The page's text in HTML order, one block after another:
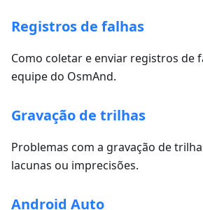
Registros de falhas
Como coletar e enviar registros de
equipe do OsmAnd.
Gravação de trilhas
Problemas com a gravação de
lacunas ou imprecisões.
Android Auto